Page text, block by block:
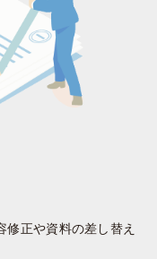
正や資料の差し替え